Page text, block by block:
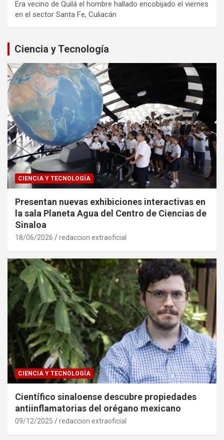
Era vecino de Quilá el hombre hallado encobijado el viernes
en el sector Santa Fe, Culiacán
Ciencia y Tecnología
CIENCIA Y TECNOLOGÍA
Presentan nuevas exhibiciones interactivas en
la sala Planeta Agua del Centro de Ciencias de
Sinaloa
18/06/2026 redaccion extraoficial
CIENCIA Y TECNOLOGÍA
Científico sinaloense descubre propiedades
antiinflamatorias del orégano mexicano
09/12/2025 redaccion extraoficial